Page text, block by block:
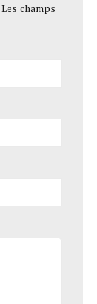
Les champs